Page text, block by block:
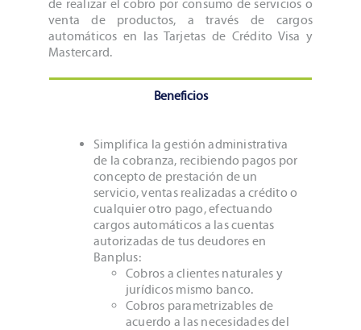
de realizar el cobro por consumo de servicios o
venta de productos, a través de cargos
automáticos en las Tarjetas de Crédito Visa y
Mastercard.
Beneficios
Simplifica la gestión administrativa
de la cobranza, recibiendo pagos por
concepto de prestación de un
servicio, ventas realizadas a crédito o
cualquier otro pago, efectuando
cargos automáticos a las cuentas
autorizadas de tus deudores en
Banplus:
Cobros a clientes naturales y
jurídicos mismo banco.
Cobros parametrizables de
acuerdo a las necesidades del